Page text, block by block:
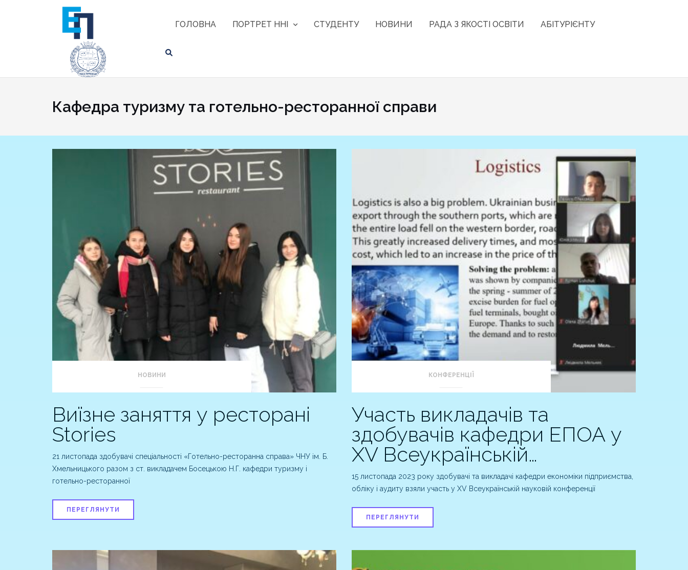
ГОЛОВНА ПОРТРЕТ ННІ СТУДЕНТУ НОВИНИ РАДА З ЯКОСТІ ОСВІТИ АБІТУРІЄНТУ
Кафедра туризму та готельно-ресторанної справи
НОВИНИ
Виїзне заняття у ресторані
Storiеs
21 листопада здобувачі спеціальності «Готельно-ресторанна справа» ЧНУ ім. Б.
Хмельницького разом з ст. викладачем Босецькою Н.Г. кафедри туризму і
готельно-ресторанної
ПЕРЕГЛЯНУТИ
КОНФЕРЕНЦІЇ
Участь викладачів та
здобувачів кафедри ЕПОА у
XV Всеукраїнській…
15 листопада 2023 року здобувачі та викладачі кафедри економіки підприємства,
обліку і аудиту взяли участь у XV Всеукраїнській науковій конференції
ПЕРЕГЛЯНУТИ